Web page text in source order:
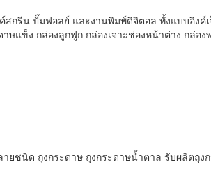
กรีน ปั๊มฟอลย์ และงานพิมพ์ดิจิตอล ทั้งแบบอิง
ษแข็ง กล่องลูกฟูก กล่องเจาะช่องหน้าต่าง กล่อง
ยชนิด ถุงกระดาษ ถุงกระดาษน้ำตาล รับผลิตถุ